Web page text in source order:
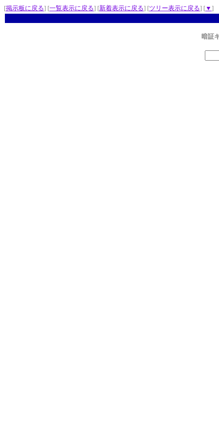
[掲示板に戻る] [一覧表示に戻る] [新着表示に戻る] [ツリー表示に戻る] [▼ ]
暗証